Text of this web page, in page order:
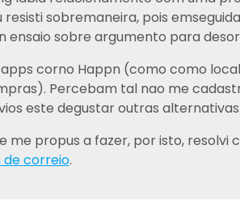
sobremaneira, pois
sobre argumento para
corno Happn (como como
Percebam tal nao me
este degustar outras alternativas.
propus a fazer, por isto, resolvi
correio.